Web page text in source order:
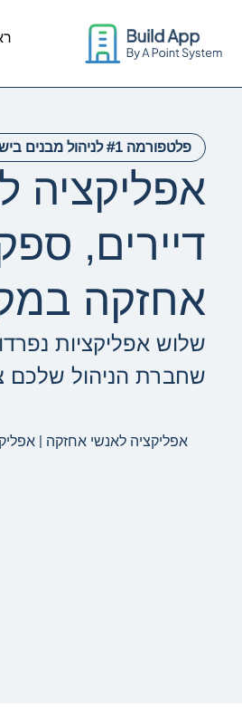
אפליקציה
פלטפורמה #1 לניהול מבנים בישראל
אפליקציה
דיירים,
אחזקה
שלוש אפליקציות
שחברת הניהול שלכם
אפליקציה לאנשי אחזקה |